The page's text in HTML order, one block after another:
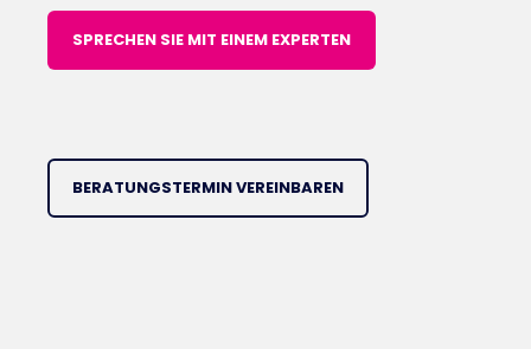
SPRECHEN SIE MIT EINEM EXPERTEN
BERATUNGSTERMIN VEREINBAREN